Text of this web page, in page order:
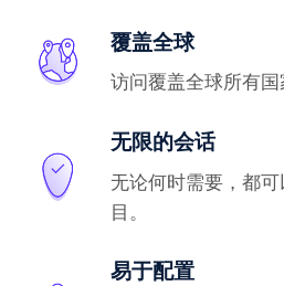
覆盖全球
访问覆盖全球所有国
无限的会话
无论何时需要，都
目。
易于配置